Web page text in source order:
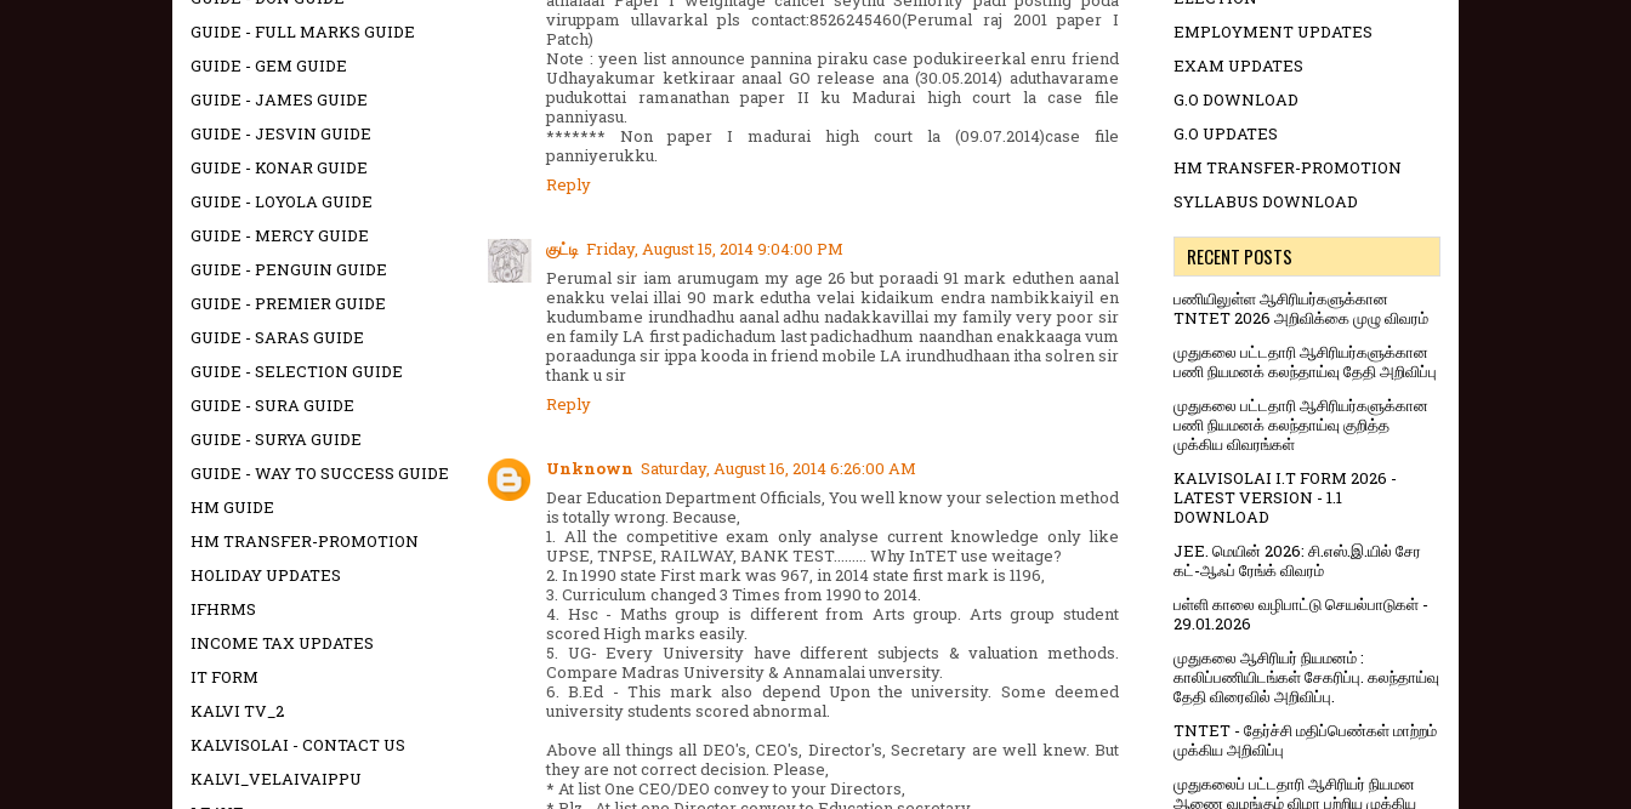
viruppam ullavarkal pls contact:8526245460(Perumal raj 2001 paper I
Patch)
Note : yeen list announce pannina piraku case podukireerkal enru friend
Udhayakumar ketkiraar anaal GO release ana (30.05.2014) aduthavarame
pudukottai ramanathan paper II ku Madurai high court la case file
panniyasu.
******* Non paper I madurai high court la (09.07.2014)case file
panniyerukku.
Reply
குட்டி Friday, August 15, 2014 9:04:00 PM
Perumal sir iam arumugam my age 26 but poraadi 91 mark eduthen aanal
enakku velai illai 90 mark edutha velai kidaikum endra nambikkaiyil en
kudumbame irundhadhu aanal adhu nadakkavillai my family very poor sir
en family LA first padichadum last padichadhum naandhan enakkaaga vum
poraadunga sir ippa kooda in friend mobile LA irundhudhaan itha solren sir
thank u sir
Reply
Unknown Saturday, August 16, 2014 6:26:00 AM
Dear Education Department Officials, You well know your selection method
is totally wrong. Because,
1. All the competitive exam only analyse current knowledge only like
UPSE, TNPSE, RAILWAY, BANK TEST......... Why InTET use weitage?
2. In 1990 state First mark was 967, in 2014 state first mark is 1196,
3. Curriculum changed 3 Times from 1990 to 2014.
4. Hsc - Maths group is different from Arts group. Arts group student
scored High marks easily.
5. UG- Every University have different subjects & valuation methods.
Compare Madras University & Annamalai unversity.
6. B.Ed - This mark also depend Upon the university. Some deemed
university students scored abnormal.
Above all things all DEO's, CEO's, Director's, Secretary are well knew. But
they are not correct decision. Please,
* At list One CEO/DEO convey to your Directors,
GUIDE - FULL MARKS GUIDE
GUIDE - GEM GUIDE
GUIDE - JAMES GUIDE
GUIDE - JESVIN GUIDE
GUIDE - KONAR GUIDE
GUIDE - LOYOLA GUIDE
GUIDE - MERCY GUIDE
GUIDE - PENGUIN GUIDE
GUIDE - PREMIER GUIDE
GUIDE - SARAS GUIDE
GUIDE - SELECTION GUIDE
GUIDE - SURA GUIDE
GUIDE - SURYA GUIDE
GUIDE - WAY TO SUCCESS GUIDE
HM GUIDE
HM TRANSFER-PROMOTION
HOLIDAY UPDATES
IFHRMS
INCOME TAX UPDATES
IT FORM
KALVI TV_2
KALVISOLAI - CONTACT US
KALVI_VELAIVAIPPU
EMPLOYMENT UPDATES
EXAM UPDATES
G.O DOWNLOAD
G.O UPDATES
HM TRANSFER-PROMOTION
SYLLABUS DOWNLOAD
RECENT POSTS
பணியிலுள்ள ஆசிரியர்களுக்கான
TNTET 2026 அறிவிக்கை முழு விவரம்
முதுகலை பட்டதாரி ஆசிரியர்களுக்கான
பணி நியமனக் கலந்தாய்வு தேதி அறிவிப்பு
முதுகலை பட்டதாரி ஆசிரியர்களுக்கான
பணி நியமனக் கலந்தாய்வு குறித்த
முக்கிய விவரங்கள்
KALVISOLAI I.T FORM 2026 -
LATEST VERSION - 1.1
DOWNLOAD
JEE. மெயின் 2026: சி.எஸ்.இ.யில் சேர
கட்-ஆஃப் ரேங்க் விவரம்
பள்ளி காலை வழிபாட்டு செயல்பாடுகள் -
29.01.2026
முதுகலை ஆசிரியர் நியமனம் :
காலிப்பணியிடங்கள் சேகரிப்பு. கலந்தாய்வு
தேதி விரைவில் அறிவிப்பு.
TNTET - தேர்ச்சி மதிப்பெண்கள் மாற்றம்
முக்கிய அறிவிப்பு
முதுகலைப் பட்டதாரி ஆசிரியர் நியமன
ஆணை வழங்கும் விழா பற்றிய முக்கிய